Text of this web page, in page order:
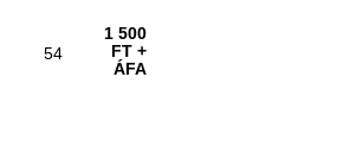
54
1 500
FT +
ÁFA